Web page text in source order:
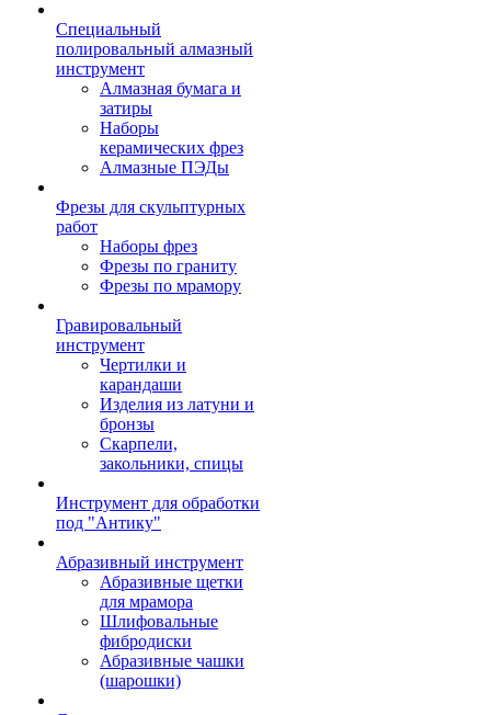
Специальный
полировальный алмазный
инструмент
Алмазная бумага и
затиры
Наборы
керамических фрез
Алмазные ПЭДы
Фрезы для скульптурных
работ
Наборы фрез
Фрезы по граниту
Фрезы по мрамору
Гравировальный
инструмент
Чертилки и
карандаши
Изделия из латуни и
бронзы
Скарпели,
закольники, спицы
Инструмент для обработки
под "Антику"
Абразивный инструмент
Абразивные щетки
для мрамора
Шлифовальные
фибродиски
Абразивные чашки
(шарошки)